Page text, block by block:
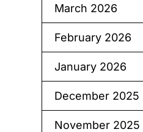
March 2026
February 2026
January 2026
December 2025
November 2025